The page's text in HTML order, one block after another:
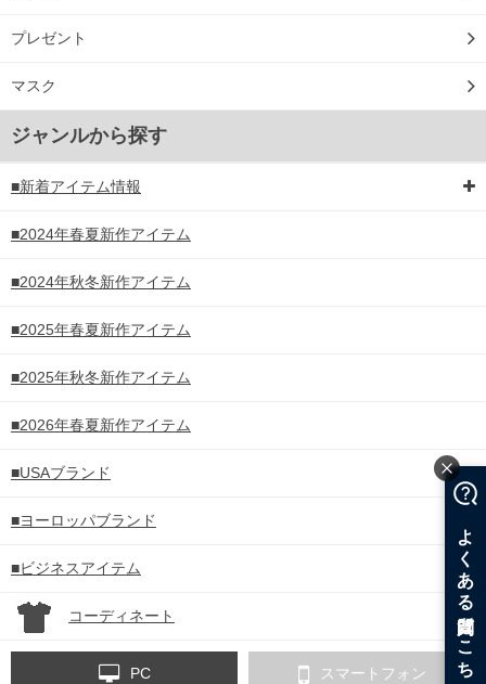
プレゼント
マスク
ジャンルから探す
■新着アイテム情報
■2024年春夏新作アイテム
■2024年秋冬新作アイテム
■2025年春夏新作アイテム
■2025年秋冬新作アイテム
■2026年春夏新作アイテム
■USAブランド
■ヨーロッパブランド
■ビジネスアイテム
コーディネート
PC スマートフォン